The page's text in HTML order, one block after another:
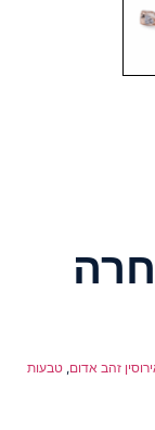
זהב אדום, טבעות